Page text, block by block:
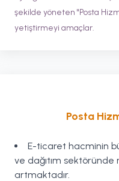
şekilde yöneten "Posta
yetiştirmeyi amaçlar.
Posta
E-ticaret hacminin
ve dağıtım sektöründe
artmaktadır.